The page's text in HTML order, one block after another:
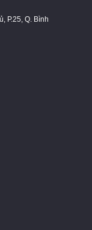
P.25, Q. Bình